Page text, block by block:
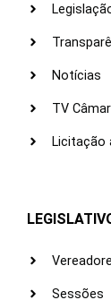
Notícias
TV
Licitação
Sessões